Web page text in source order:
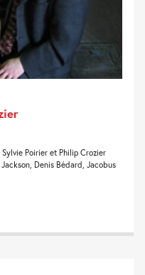
Poirier et Philip Crozier
Denis Bédard, Jacobus